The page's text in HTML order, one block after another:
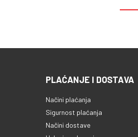
PLAĆANJE I DOSTAVA
Načini plaćanja
Sigurnost plaćanja
Načini dostave